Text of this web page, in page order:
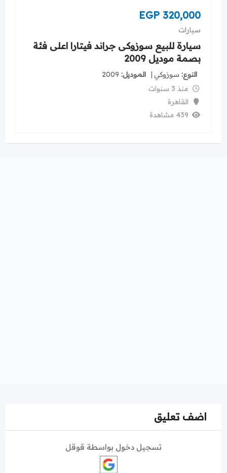
EGP 320,000
سيارات
سيارة للبيع سوزوكى جراند فيتارا اعلى فئة
بصمة موديل 2009
النوع سوزوكي الموديل 2009
منذ 3 سنوات
القاهرة
439 مشاهدة
اضف تعليق
تسجيل دخول بواسطة قوقل